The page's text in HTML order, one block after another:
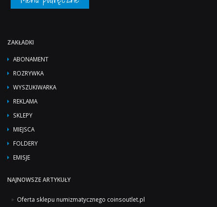
ZAKŁADKI
ABONAMENT
ROZRYWKA
WYSZUKIWARKA
REKLAMA
SKLEPY
MIEJSCA
FOLDERY
EMISJE
NAJNOWSZE ARTYKUŁY
Oferta sklepu numizmatycznego coinsoutlet.pl